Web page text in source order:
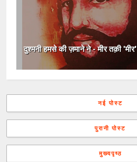
दुश्मनी हमसे की ज़माने ने - मीर तक़ी 'मीर'
नई पोस्ट
पुरानी पोस्ट
मुख्यपृष्ठ